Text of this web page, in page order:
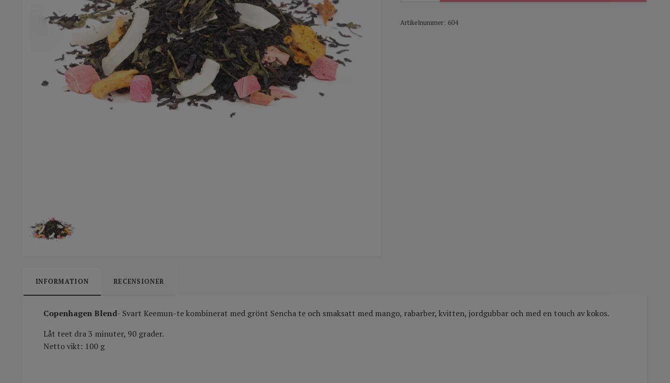
Artikelnummer: 604
INFORMATION RECENSIONER
Copenhagen Blend- Svart Keemun-te kombinerat med grönt Sencha te och smaksatt med mango, rabarber, kvitten, jordgubbar och med en touch av kokos.
Låt teet dra 3 minuter, 90 grader.
Netto vikt: 100 g